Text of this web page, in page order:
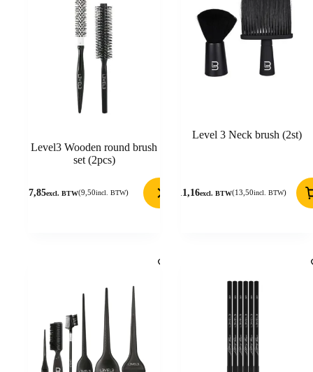
Level3 Wooden round brush
set (2pcs)
7,85excl. BTW(9,50incl. BTW)
Level 3 Neck brush (2st)
11,16excl. BTW(13,50incl. BTW)